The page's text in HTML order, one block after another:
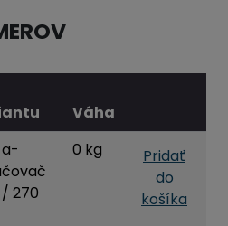
Váha
270
0 kg
Pridať
do
košíka